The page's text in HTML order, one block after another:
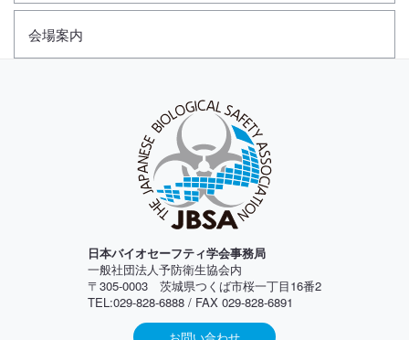
会場案内
日本バイオセーフティ学会事務局
一般社団法人予防衛生協会内
〒305-0003 茨城県つくば市桜一丁目16番2
TEL:029-828-6888 / FAX 029-828-6891
お問い合わせ